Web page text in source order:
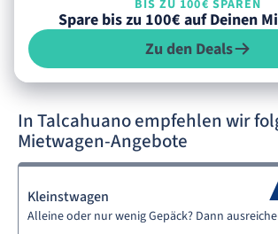
BIS ZU 100€ SPAREN
Spare bis zu 100€ auf Deinen
Zu den Deals
In Talcahuano empfehlen wir
Mietwagen-Angebote
Kleinstwagen
Alleine oder nur wenig Gepäck? Dann